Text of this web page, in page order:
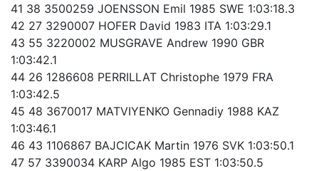
41 38 3500259 JOENSSON Emil 1985 SWE 1:03:18.3
42 27 3290007 HOFER David 1983 ITA 1:03:29.1
43 55 3220002 MUSGRAVE Andrew 1990 GBR
1:03:42.1
44 26 1286608 PERRILLAT Christophe 1979 FRA
1:03:42.5
45 48 3670017 MATVIYENKO Gennadiy 1988 KAZ
1:03:46.1
46 43 1106867 BAJCICAK Martin 1976 SVK 1:03:50.1
47 57 3390034 KARP Algo 1985 EST 1:03:50.5